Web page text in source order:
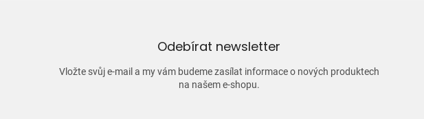
Odebírat newsletter
Vložte svůj e-mail a my vám budeme zasílat informace o nových produktech
na našem e-shopu.